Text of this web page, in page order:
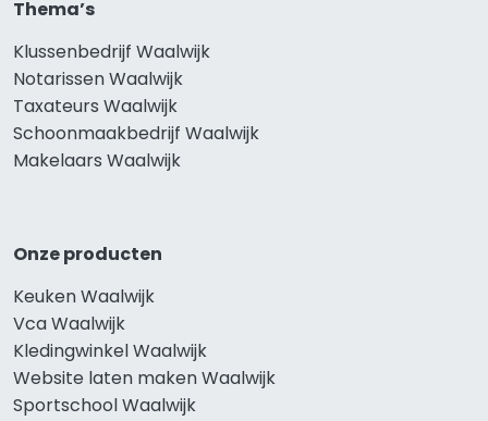
Thema’s
Klussenbedrijf Waalwijk
Notarissen Waalwijk
Taxateurs Waalwijk
Schoonmaakbedrijf Waalwijk
Makelaars Waalwijk
Onze producten
Keuken Waalwijk
Vca Waalwijk
Kledingwinkel Waalwijk
Website laten maken Waalwijk
Sportschool Waalwijk